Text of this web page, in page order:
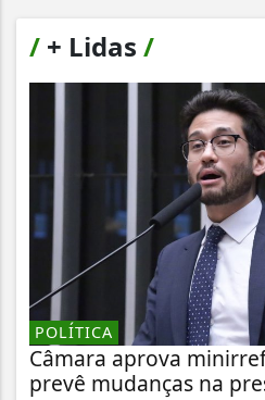
/ + Lidas /
POLÍTICA
Câmara aprova
prevê mudanças na